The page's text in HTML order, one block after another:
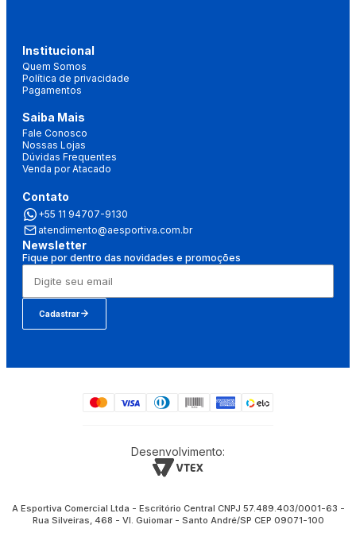
Institucional
Quem Somos
Política de privacidade
Pagamentos
Saiba Mais
Fale Conosco
Nossas Lojas
Dúvidas Frequentes
Venda por Atacado
Contato
+55 11 94707-9130
atendimento@aesportiva.com.br
Newsletter
Fique por dentro das novidades e promoções
Cadastrar
Desenvolvimento:
A Esportiva Comercial Ltda - Escritório Central CNPJ 57.489.403/0001-63 -
Rua Silveiras, 468 - Vl. Guiomar - Santo André/SP CEP 09071-100